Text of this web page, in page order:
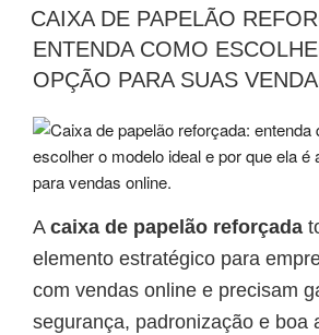
CAIXA DE PAPELÃO
ENTENDA COMO
OPÇÃO PARA SUAS
A caixa de papelão reforçada
elemento estratégico para
com vendas online e precisam
segurança, padronização e boa